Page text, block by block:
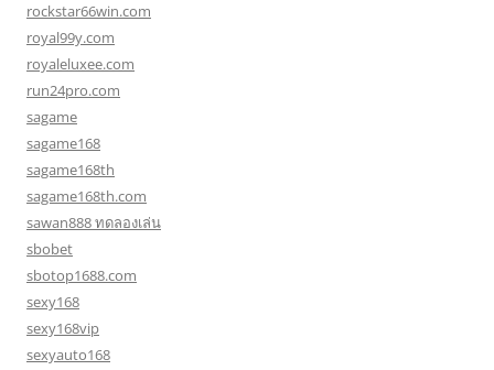
rockstar66win.com
royal99y.com
royaleluxee.com
run24pro.com
sagame
sagame168
sagame168th
sagame168th.com
sawan888 ทดลองเล่น
sbobet
sbotop1688.com
sexy168
sexy168vip
sexyauto168